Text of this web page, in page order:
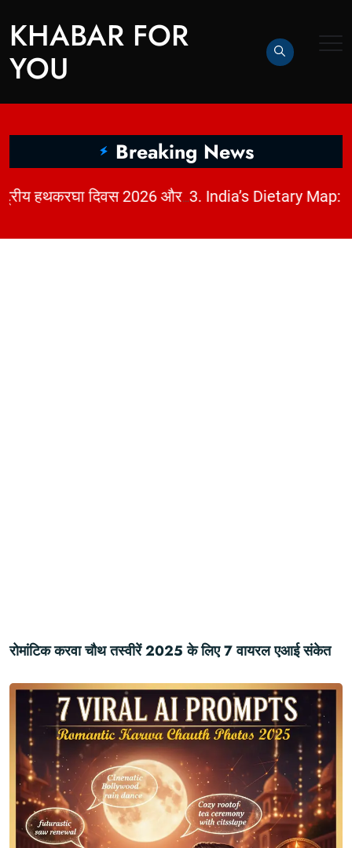
KHABAR FOR
YOU
Breaking News
2. धागों में छिपी कहानी: राष्ट्रीय हथकरघा दिवस 2026 और भारत की बुनाई विरासत | KhabarForYou |
रोमांटिक करवा चौथ तस्वीरें 2025 के लिए 7 वायरल एआई संकेत